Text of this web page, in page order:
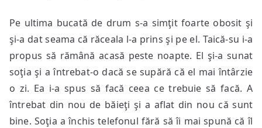
Pe ultima bucată de drum s-a simţit foarte obosit şi
şi-a dat seama că răceala l-a prins şi pe el. Taică-su i-a
propus să rămână acasă peste noapte. El şi-a sunat
soţia şi a întrebat-o dacă se supără că el mai întârzie
o zi. Ea i-a spus să facă ceea ce trebuie să facă. A
întrebat din nou de băieţi şi a aflat din nou că sunt
bine. Soţia a închis telefonul fără să îi mai spună că îl